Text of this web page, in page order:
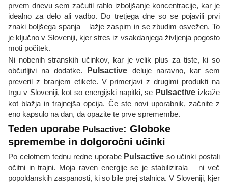
prvem dnevu sem začutil rahlo izboljšanje koncentracije, kar je
idealno za delo ali vadbo. Do tretjega dne so se pojavili prvi
znaki boljšega spanja – lažje zaspim in se zbudim osvežen. To
je ključno v Sloveniji, kjer stres iz vsakdanjega življenja pogosto
moti počitek.
Ni nobenih stranskih učinkov, kar je velik plus za tiste, ki so
občutljivi na dodatke.
Pulsactive deluje naravno, kar sem
preveril z branjem etikete. V primerjavi z drugimi produkti na
trgu v Sloveniji, kot so energijski napitki, se Pulsactive izkaže
kot blažja in trajnejša opcija. Če ste novi uporabnik, začnite z
eno kapsulo na dan, da opazite te prve spremembe.
Teden uporabe Pulsactive: Globoke
spremembe in dolgoročni učinki
Po celotnem tednu redne uporabe Pulsactive so učinki postali
očitni in trajni. Moja raven energije se je stabilizirala – ni več
popoldanskih zaspanosti, ki so bile prej stalnica. V Sloveniji, kjer